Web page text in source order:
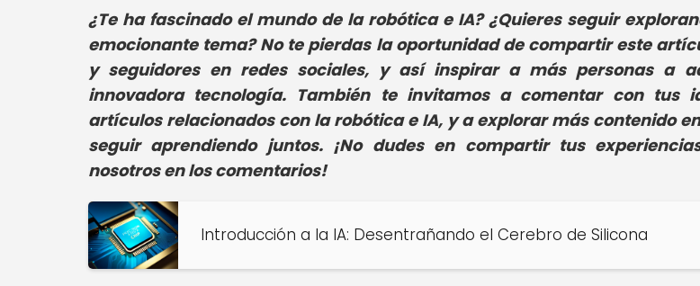
¿Te ha fascinado el mundo de la robótica e IA? ¿Quieres seguir
emocionante tema? No te pierdas la oportunidad de compartir este
y seguidores en redes sociales, y así inspirar a más personas a
innovadora tecnología. También te invitamos a comentar con tus
artículos relacionados con la robótica e IA, y a explorar más contenido
seguir aprendiendo juntos. ¡No dudes en compartir tus
nosotros en los comentarios!
Introducción a la IA: Desentrañando el Cerebro de Silicona